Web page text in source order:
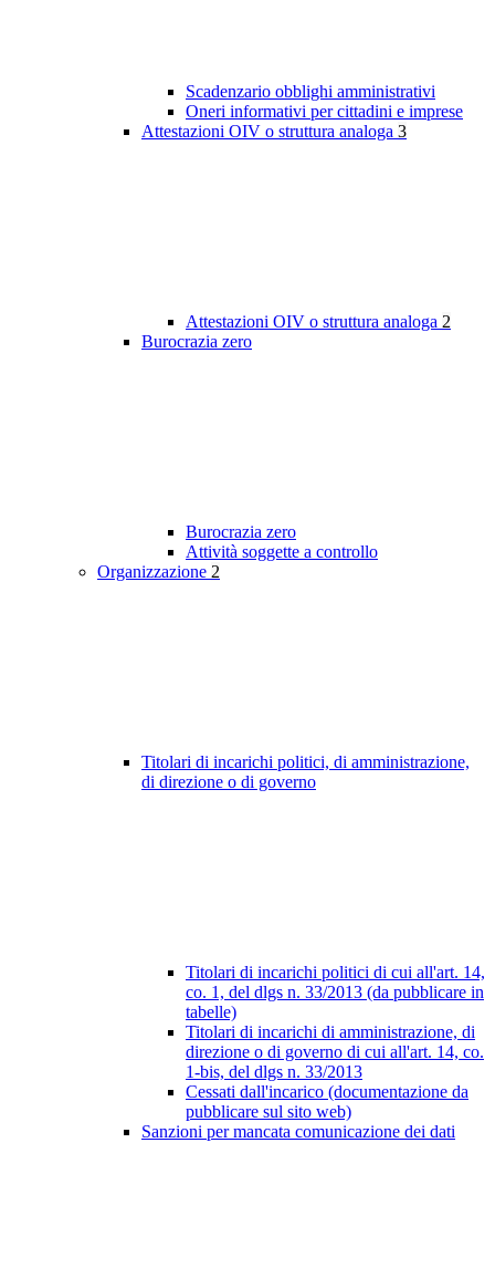
Scadenzario obblighi amministrativi
Oneri informativi per cittadini e imprese
Attestazioni OIV o struttura analoga 3
Attestazioni OIV o struttura analoga 2
Burocrazia zero
Burocrazia zero
Attività soggette a controllo
Organizzazione 2
Titolari di incarichi politici, di amministrazione,
di direzione o di governo
Titolari di incarichi politici di cui all'art. 14,
co. 1, del dlgs n. 33/2013 (da pubblicare in
tabelle)
Titolari di incarichi di amministrazione, di
direzione o di governo di cui all'art. 14, co.
1-bis, del dlgs n. 33/2013
Cessati dall'incarico (documentazione da
pubblicare sul sito web)
Sanzioni per mancata comunicazione dei dati